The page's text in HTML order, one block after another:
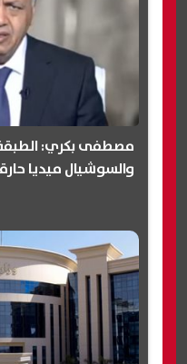
مصطفى بكري:
والسوشيال ميديا